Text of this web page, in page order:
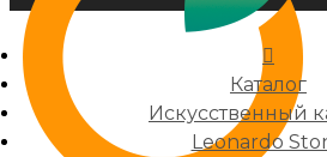
Каталог
Искусственный
Leonardo